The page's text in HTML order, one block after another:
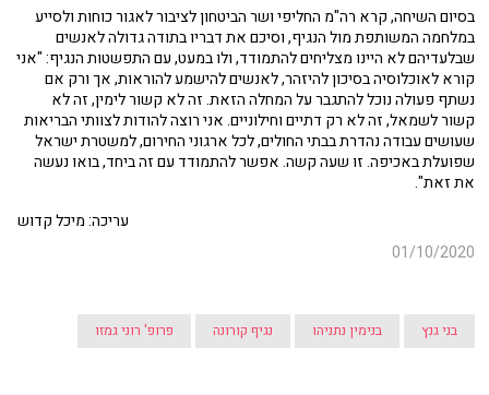
בסיום השיחה, קרא רה"מ החליפי ושר הביטחון לציבור לאגור כוחות ולסייע
במלחמה המשותפת מול הנגיף, וסיכם את דבריו בתודה גדולה לאנשים
שבלעדיהם לא היינו מצליחים להתמודד, ולו במעט, עם התפשטות הנגיף: "אני
קורא לאוכלוסיה בסיכון להיזהר, לאנשים להישמע להוראות, אך ורק אם
נשתף פעולה נוכל להתגבר על המחלה הזאת. זה לא קשור לימין, זה לא
קשור לשמאל, זה לא רק דתיים וחילוניים. אני רוצה להודות לצוותי הבריאות
שעושים עבודה נהדרת בבתי החולים, לכל ארגוני החירום, למשטרת ישראל
שפועלת באכיפה. זו שעה קשה. אפשר להתמודד עם זה ביחד, בואו נעשה
את זאת".
עריכה: מיכל קדוש
01/10/2020
בני גנץ בנימין נתניהו נגיף קורונה פרופ' רוני גמזו